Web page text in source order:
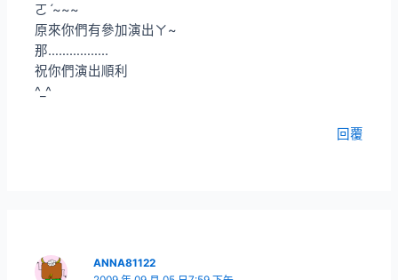
ㄛˊ~~~
原來你們有參加演出ㄚ~
那……………..
祝你們演出順利
^_^
回覆
ANNA81122